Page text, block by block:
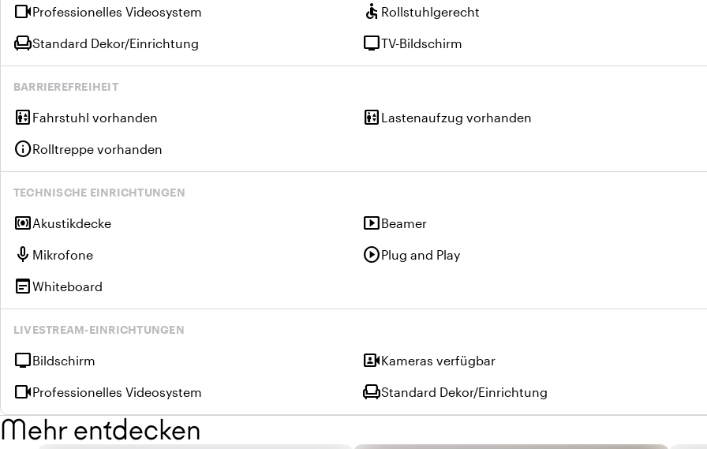
videocamProfessionelles Videosystem accessible Rollstuhlgerecht
chairStandard Dekor/Einrichtung tvTV-Bildschirm
BARRIEREFREIHEIT
elevator Fahrstuhl vorhanden elevator Lastenaufzug vorhanden
infoRolltreppe vorhanden
TECHNISCHE EINRICHTUNGEN
surround_soundAkustikdecke smart_displayBeamer
mic Mikrofone play_circlePlug and Play
wysiwygWhiteboard
LIVESTREAM-EINRICHTUNGEN
tvBildschirm video_camera_frontKameras verfügbar
videocamProfessionelles Videosystem chairStandard Dekor/Einrichtung
Mehr entdecken